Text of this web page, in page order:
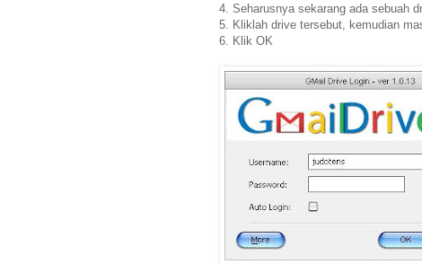
4. Seharusnya sekarang ada sebuah
5. Kliklah drive tersebut, kemudian
6. Klik OK